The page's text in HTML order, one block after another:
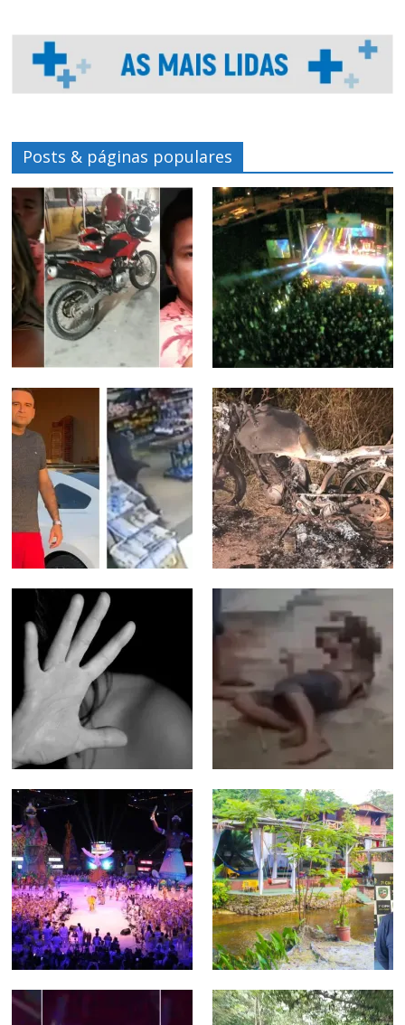
Posts & páginas populares